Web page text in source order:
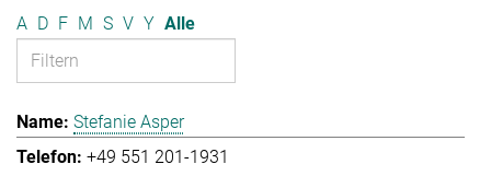
A D F M S V Y Alle
Stefanie Asper
+49 551 201-1931